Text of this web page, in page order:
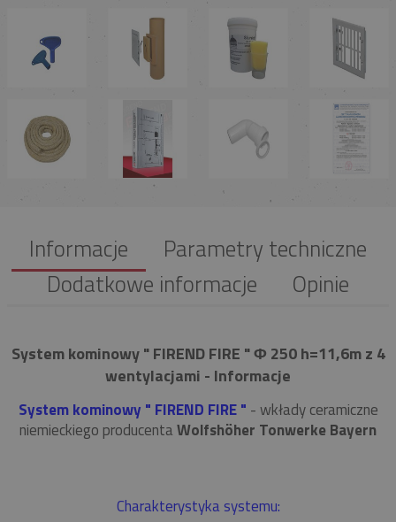
Informacje
Parametry techniczne
Dodatkowe informacje
Opinie
System kominowy " FIREND FIRE " Φ 250 h=11,6m z 4
wentylacjami - Informacje
System kominowy " FIREND FIRE " - wkłady ceramiczne
niemieckiego producentaWolfshöher Tonwerke Bayern
Charakterystyka systemu: